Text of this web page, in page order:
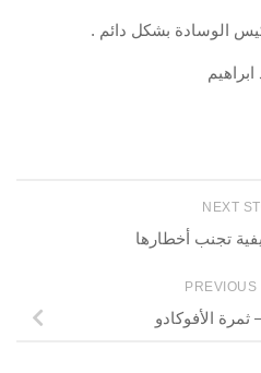
الوسادة بشكل دائم .
ابراهيم
NEXT
تجنب أخطارها
PREVIOUS
ثمرة الأفوكادو